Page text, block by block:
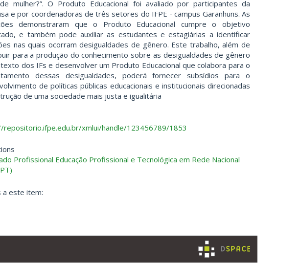
mulher?”. O Produto Educacional foi avaliado por participantes da
e por coordenadoras de três setores do IFPE - campus Garanhuns. As
demonstraram que o Produto Educacional cumpre o objetivo
e também pode auxiliar as estudantes e estagiárias a identificar
nas quais ocorram desigualdades de gênero. Este trabalho, além de
para a produção do conhecimento sobre as desigualdades de gênero
dos IFs e desenvolver um Produto Educacional que colabora para o
dessas desigualdades, poderá fornecer subsídios para o
de políticas públicas educacionais e institucionais direcionadas
de uma sociedade mais justa e igualitária
repositorio.ifpe.edu.br/xmlui/handle/123456789/1853
Profissional Educação Profissional e Tecnológica em Rede Nacional
a este item: